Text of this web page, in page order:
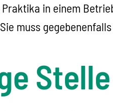
in einem
muss
Stelle